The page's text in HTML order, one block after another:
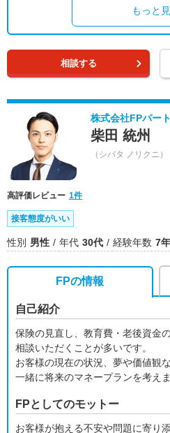
もっと
相談する
株式会社FPパー
柴田 統州
（シバタ ノリクニ）
高評価レビュー 1件
接客態度がいい
性別 男性 年代 30代 経験年数 7年
FPの情報
自己紹介
保険の見直し、教育費・老後資金
相談いただくことが多いです。
お客様の現在の状況、夢や価値観
一緒に将来のマネープランを考えま
FPとしてのモットー
お客様が抱える不安や問題に寄り